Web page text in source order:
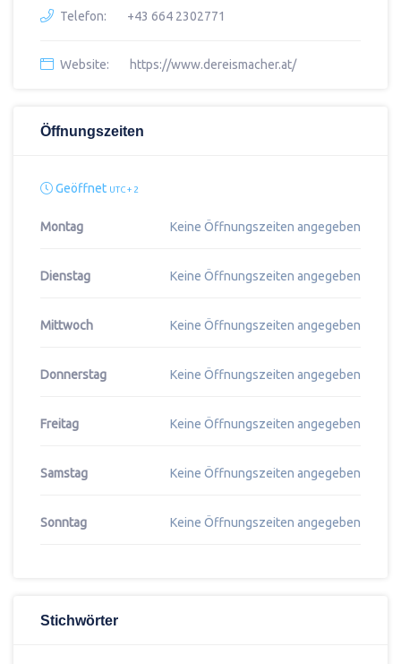
Telefon: +43 664 2302771
Website: https://www.dereismacher.at/
Öffnungszeiten
Geöffnet UTC + 2
Montag Keine Öffnungszeiten angegeben
Dienstag Keine Öffnungszeiten angegeben
Mittwoch Keine Öffnungszeiten angegeben
Donnerstag Keine Öffnungszeiten angegeben
Freitag Keine Öffnungszeiten angegeben
Samstag Keine Öffnungszeiten angegeben
Sonntag Keine Öffnungszeiten angegeben
Stichwörter